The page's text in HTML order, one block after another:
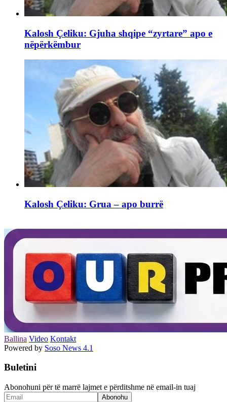
Kalosh Çeliku: Gjuha shqipe “zyrtare” apo e
nëpërkëmbur
Kalosh Çeliku: Grua – apo burrë
Ballina Video Kontakt
Powered by Soso News 4.1
Buletini
Abonohuni për të marrë lajmet e përditshme në email-in tuaj
Abonohu